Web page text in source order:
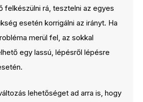
felkészülni rá, tesztelni az egyes
esetén korrigálni az irányt. Ha
merül fel, az sokkal
egy lassú, lépésről lépésre
lehetőséget ad arra is, hogy